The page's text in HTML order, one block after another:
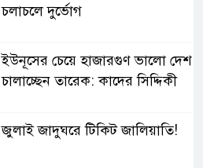
চলাচলে দুর্ভোগ
ইউনূসের চেয়ে হাজারগুণ ভালো দেশ
চালাচ্ছেন তারেক: কাদের সিদ্দিকী
জুলাই জাদুঘরে টিকিট জালিয়াতি!